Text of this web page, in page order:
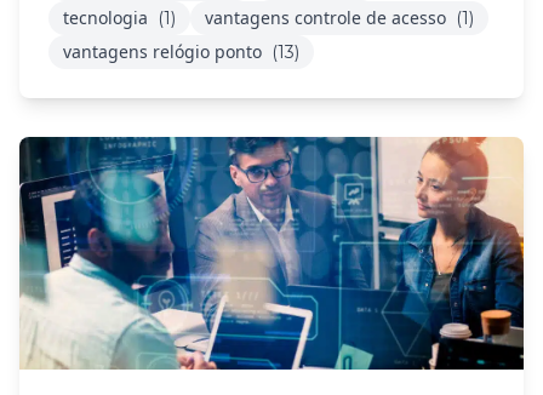
tecnologia (1) vantagens controle de acesso (1)
vantagens relógio ponto (13)